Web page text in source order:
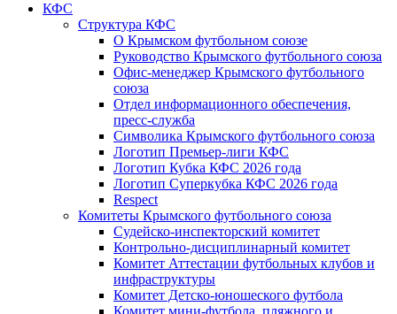
КФС
Структура КФС
О Крымском футбольном союзе
Руководство Крымского футбольного союза
Офис-менеджер Крымского футбольного
союза
Отдел информационного обеспечения,
пресс-служба
Символика Крымского футбольного союза
Логотип Премьер-лиги КФС
Логотип Кубка КФС 2026 года
Логотип Суперкубка КФС 2026 года
Respect
Комитеты Крымского футбольного союза
Судейско-инспекторский комитет
Контрольно-дисциплинарный комитет
Комитет Аттестации футбольных клубов и
инфраструктуры
Комитет Детско-юношеского футбола
Комитет мини-футбола, пляжного и